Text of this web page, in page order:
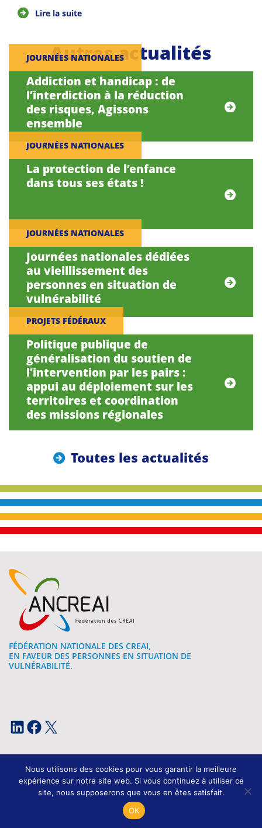
Lire la suite
Autres actualités
JOURNÉES NATIONALES
Addiction et handicap : de
l’interdiction à la réduction
des risques, Agissons
ensemble
JOURNÉES NATIONALES
La protection de l’enfance
dans tous ses états !
JOURNÉES NATIONALES
Journées nationales dédiées
au vieillissement des
personnes en situation de
vulnérabilité
PROJETS FÉDÉRAUX
Politique publique de
généralisation du soutien de
l’intervention par les pairs :
appui au déploiement sur les
territoires et coordination
des missions régionales
Toutes les actualités
FÉDÉRATION NATIONALE DES CREAI,
EN FAVEUR DES PERSONNES EN SITUATION DE
VULNÉRABILITÉ.
LinkedIn Facebook X
Mentions légales
Conception et développement : Kissagram Design
Nous utilisons des cookies pour vous garantir la meilleure
expérience sur notre site web. Si vous continuez à utiliser ce
site, nous supposerons que vous en êtes satisfait.
OK